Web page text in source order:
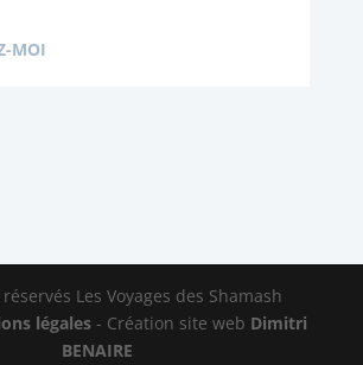
MOI
Les Voyages des Shamash
légales - Création site web Dimitri
BENAIRE